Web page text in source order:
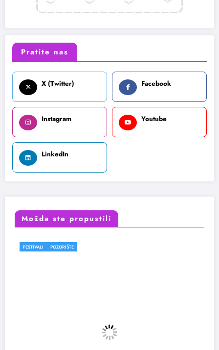
Pratite nas
X (Twitter) Facebook
Instagram Youtube
LinkedIn
Možda ste propustili